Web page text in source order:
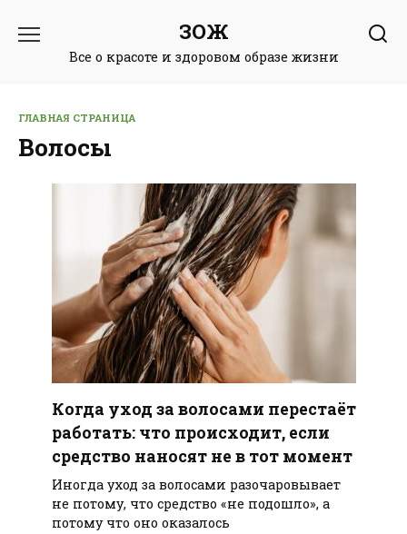
содержанию
ЗОЖ
Все о красоте и здоровом образе жизни
ГЛАВНАЯ СТРАНИЦА
Волосы
Когда уход за волосами перестаёт
работать: что происходит, если
средство наносят не в тот момент
Иногда уход за волосами разочаровывает
не потому, что средство «не подошло», а
потому что оно оказалось